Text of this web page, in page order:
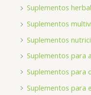
Suplementos
Suplementos
Suplementos
Suplementos para
Suplementos para
Suplementos para